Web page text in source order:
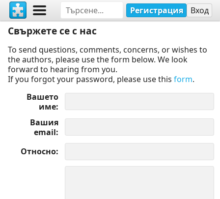
Регистрация Вход
Свържете се с нас
To send questions, comments, concerns, or wishes to
the authors, please use the form below. We look
forward to hearing from you.
If you forgot your password, please use this form.
Вашето
име
Вашия
email
Относно